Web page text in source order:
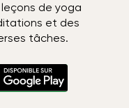
de yoga
et des
tâches.